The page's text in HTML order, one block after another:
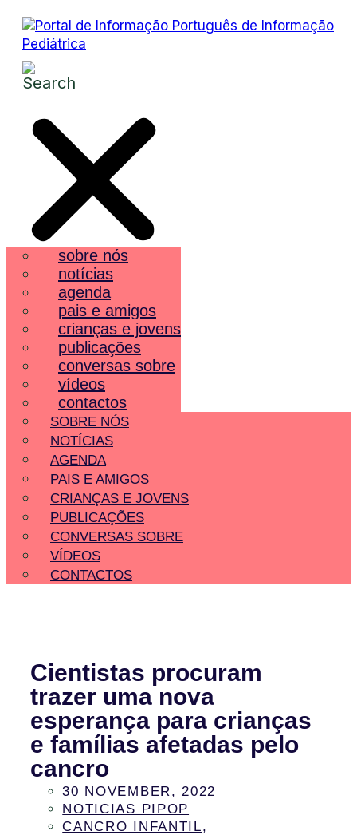
sobre nós
notícias
agenda
pais e amigos
crianças e jovens
publicações
conversas sobre
vídeos
contactos
SOBRE NÓS
NOTÍCIAS
AGENDA
PAIS E AMIGOS
CRIANÇAS E JOVENS
PUBLICAÇÕES
CONVERSAS SOBRE
VÍDEOS
CONTACTOS
Cientistas procuram
trazer uma nova
esperança para crianças
e famílias afetadas pelo
cancro
30 NOVEMBER, 2022
NOTICIAS PIPOP
CANCRO INFANTIL,